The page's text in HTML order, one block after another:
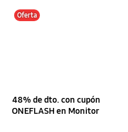
Oferta
48% de dto. con cupón
ONEFLASH en Monitor